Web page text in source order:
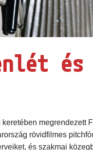
megrendezett
rövidfilmes
és szakmai